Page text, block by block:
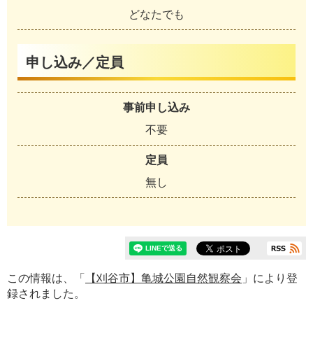
どなたでも
申し込み／定員
事前申し込み
不要
定員
無し
この情報は、「 【刈谷市】亀城公園自然観察会 」により登
録されました。